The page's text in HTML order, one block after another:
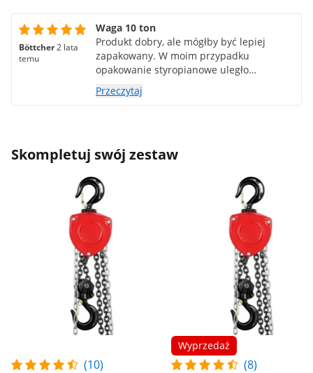
Böttcher2 lata
temu
Waga 10 ton
Produkt dobry, ale mógłby być lepiej
zapakowany. W moim przypadku
opakowanie styropianowe uległo
całkowitemu zniszczeniu. Łuski prawie
wypadły z pudełka
Przeczytaj
Skompletuj swój zestaw
(10)
Wyprzedaż
(8)